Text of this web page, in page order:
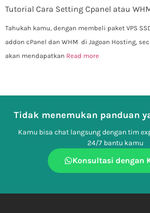
Tutorial Cara Setting Cpanel atau
Tahukah kamu, dengan membeli paket VPS
addon cPanel dan WHM di Jagoan Hosting,
akan mendapatkan Read more
Tidak menemukan panduan
Kamu bisa chat langsung dengan tim
24/7 bantu kamu
Konsultasi dengan